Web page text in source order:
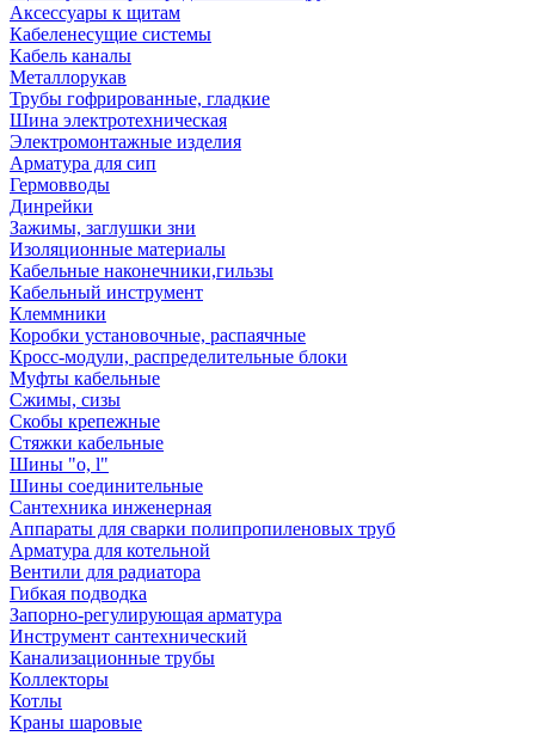
Аксессуары к щитам
Кабеленесущие системы
Кабель каналы
Металлорукав
Трубы гофрированные, гладкие
Шина электротехническая
Электромонтажные изделия
Арматура для сип
Гермовводы
Динрейки
Зажимы, заглушки зни
Изоляционные материалы
Кабельные наконечники,гильзы
Кабельный инструмент
Клеммники
Коробки установочные, распаячные
Кросс-модули, распределительные блоки
Муфты кабельные
Сжимы, сизы
Скобы крепежные
Стяжки кабельные
Шины "o, l"
Шины соединительные
Сантехника инженерная
Аппараты для сварки полипропиленовых труб
Арматура для котельной
Вентили для радиатора
Гибкая подводка
Запорно-регулирующая арматура
Инструмент сантехнический
Канализационные трубы
Коллекторы
Котлы
Краны шаровые